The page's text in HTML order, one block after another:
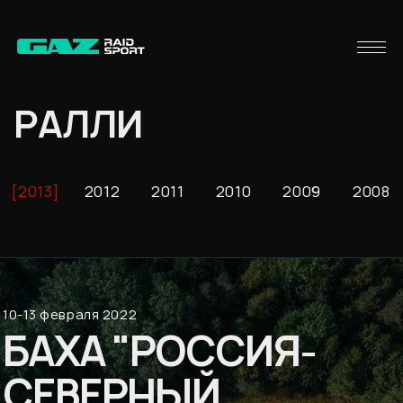
РАЛЛИ
2013 2012 2011 2010 2009 2008
10-13 февраля 2022
БАХА "РОССИЯ-